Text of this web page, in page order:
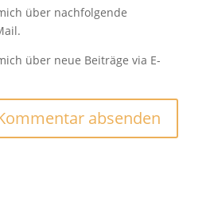
über nachfolgende
über neue Beiträge via E-